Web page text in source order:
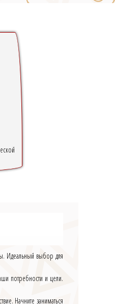
Идеальный выбор для
потребности и цели.
Начните заниматься